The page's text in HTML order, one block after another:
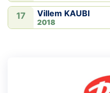
17 Villem KAUBI
2018